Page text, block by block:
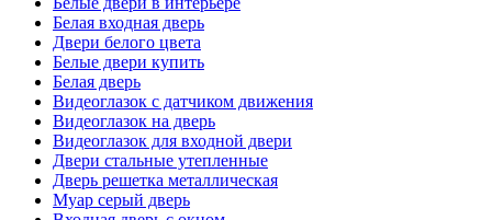
Белая входная дверь
Двери белого цвета
Белые двери купить
Белая дверь
Видеоглазок с датчиком движения
Видеоглазок на дверь
Видеоглазок для входной двери
Двери стальные утепленные
Дверь решетка металлическая
Муар серый дверь